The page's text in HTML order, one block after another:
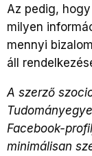
Az pedig,
milyen
mennyi
áll
A szerző
Facebook-
minimálisan